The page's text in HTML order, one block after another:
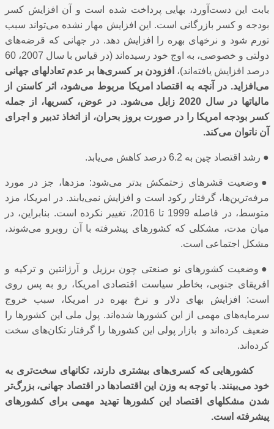
بابت این دست‌آورد، بهایی پرداخت شده‌ است و آن افزایش کسر
بودجه و کسر بازرگانی است. این افزایش مهار نشده می‌تواند سبب
تورم شود و نرخهای بهره را افزایش دهد. در جهانی که قرضه‌های
دولتی و خصوصی، به اوج خود رسیده‌اند (در قیاس با سال 2007، 60
درصد افزایش یافته‌اند)، افزودن بر کسری‌ها بر عدم تعادلهای جهانی
می‌افزاید. در آنچه به اقتصاد امریکا مربوط می‌شود، اثر کاستن از
مالیاتها در سال 2020 زایل می‌شود. در عوض، کسریها، از جمله
کسر بودجه امریکا را در صورت بروز بحران، از اتخاذ تدبیر و اجرای
آن ناتوان می‌‌کند.
● رشد اقتصاد چین به 6.2 درصد کاهش می‌یابد.
● وضعیت قشرهای زحتمکش بدتر می‌شود: مزدها، جز در مورد
مرفه‌ترین‌ها، گرفتار رکود است و افزایش نمی‌یابند. در امریکا، مزد
متوسط، در فاصله 1999 تا 2016، تغییر نکرده‌ است. بنابراین، در
میان مدت، مشکلی که کشورهای پیشرفته با آن روبرو می‌شوند،
مشکل اجتماعی است.
● وضعیت کشورهای نو صنعتی چون برزیل و آرﮊانتین و ترکیه و
افریقای جنوبی، بخاطر سیاست اقتصادی امریکا، رو به پس روی‌
است: افزایش بهای دلار و نرخ بهره در امریکا، سبب خروج
سرمایه‌های مهمی از این کشورها شده‌اند. پول ملی این کشورها را
ضعیف کرده‌اند و بازار پولی این کشورها را گرفتار تکان‌های سخت
کرده‌اند.
کشورهایی که کسری‌‍‌های بیشتری دارند، تکانهای سخت‌تری به
خود می‌بینند. با توجه به وزن این اقتصادها در اقتصاد جهانی، بزرگ‌تر
شدن مشکلهای اقتصاد این کشورها تهدید مهمی برای کشورهای
پیشرفته است.